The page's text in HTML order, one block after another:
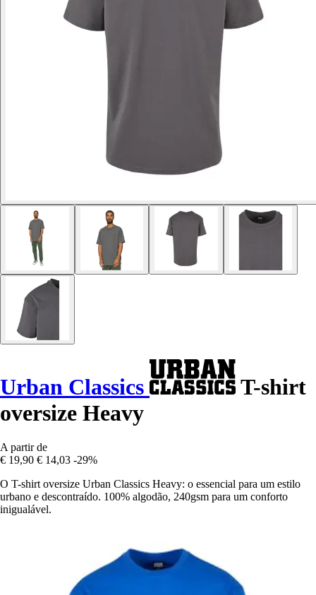
Urban Classics
T-shirt
oversize Heavy
A partir de
€ 19,90 € 14,03 -29%
O T-shirt oversize Urban Classics Heavy: o essencial para um estilo
urbano e descontraído. 100% algodão, 240gsm para um conforto
inigualável.